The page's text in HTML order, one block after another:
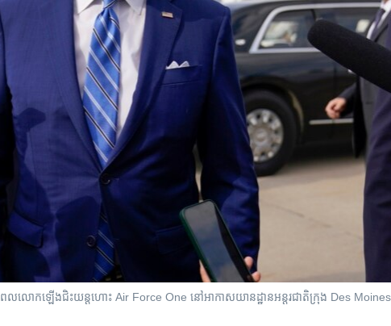
លោក​​ឡើង​ជិះ​យន្តហោះ Air Force One នៅ​អាកាសយានដ្ឋាន​អន្តរជាតិ​ក្រុង​ Des Moines